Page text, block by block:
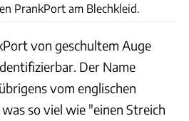
PrankPort am Blechkleid.
von geschultem Auge
Der Name
vom englischen
so viel wie "einen Streich